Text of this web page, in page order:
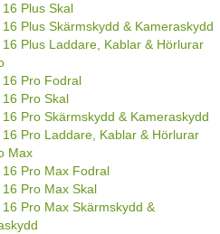
Plus Skal
16 Plus Skärmskydd & Kameraskydd
16 Plus Laddare, Kablar & Hörlurar
16 Pro Fodral
16 Pro Skal
16 Pro Skärmskydd & Kameraskydd
16 Pro Laddare, Kablar & Hörlurar
Max
16 Pro Max Fodral
16 Pro Max Skal
16 Pro Max Skärmskydd &